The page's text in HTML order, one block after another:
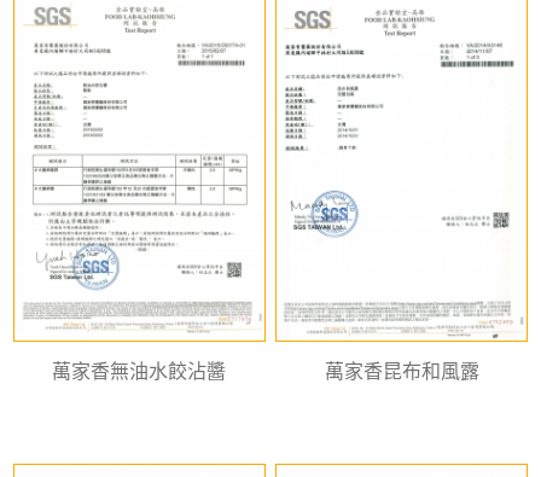
萬家香無油水餃沾醬 萬家香昆布和風露